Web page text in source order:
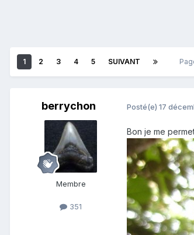
1 2 3 4 5 SUIVANT
berrychon
Membre
351
Posté(e) 17
Bon je me